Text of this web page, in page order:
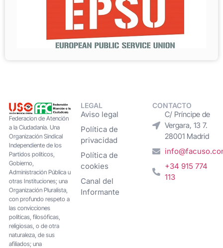
Federacion de Atención
a la Ciudadanía. Una
Organización Sindical
Independiente de los
Partidos políticos,
Gobierno,
Administración Pública u
otras Instituciones; una
Organización Pluralista,
con profundo respeto a
las convicciones
políticas, filosóficas,
religiosas, o de otra
naturaleza, de sus
afiliados; una
LEGAL
Aviso legal
Política de
privacidad
Política de
cookies
Canal del
Informante
CONTACTO
C/ Príncipe de
Vergara, 13 7.
28001 Madrid
+34 915 774
113